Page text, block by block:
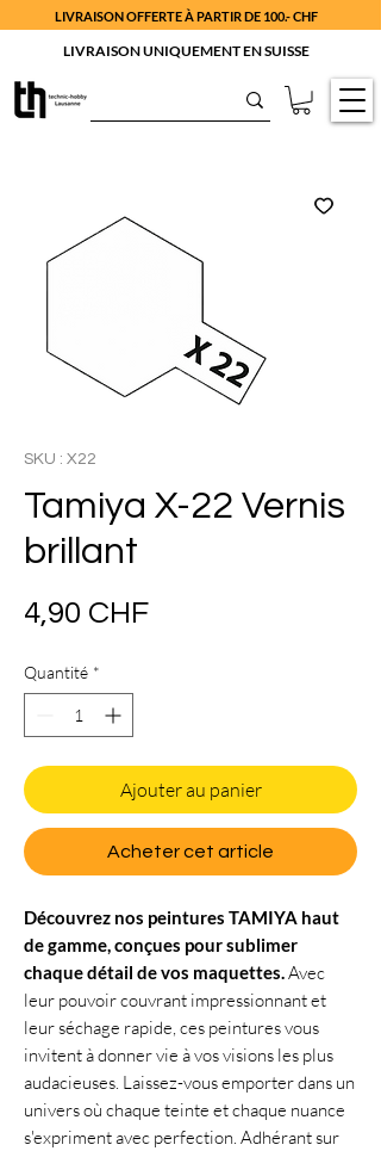
LIVRAISON OFFERTE À PARTIR DE 100.- CHF
LIVRAISON UNIQUEMENT EN SUISSE
SKU : X22
Tamiya X-22 Vernis
brillant
4,90 CHFPrix
Quantité *
Ajouter au panier
Acheter cet article
Découvrez nos peintures TAMIYA haut
de gamme, conçues pour sublimer
chaque détail de vos maquettes. Avec
leur pouvoir couvrant impressionnant et
leur séchage rapide, ces peintures vous
invitent à donner vie à vos visions les plus
audacieuses. Laissez-vous emporter dans un
univers où chaque teinte et chaque nuance
s'expriment avec perfection. Adhérant sur